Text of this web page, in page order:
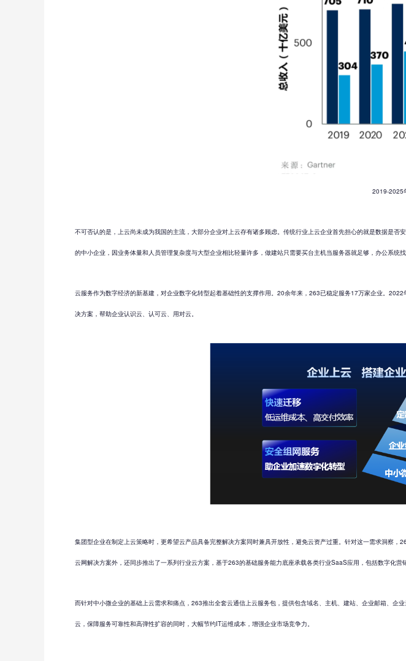
2019-2025
不可否认的是，上云尚未成为我国的主流，大部分企业对上云存有诸多顾虑。传统行业上云企业首先担心的就是数据是
的中小企业，因业务体量和人员管理复杂度与大型企业相比轻量许多，做建站只需要买台主机当服务器就足够，办公系统
云服务作为数字经济的新基建，对企业数字化转型起着基础性的支撑作用。20余年来，263已稳定服务17万家企业。
决方案，帮助企业认识云、认可云、用对云。
集团型企业在制定上云策略时，更希望云产品具备完整解决方案同时兼具开放性，避免云资产过重。针对这一需求洞察
云网解决方案外，还同步推出了一系列行业云方案，基于263的基础服务能力底座承载各类行业SaaS应用，包括数字化
而针对中小微企业的基础上云需求和痛点，263推出全套云通信上云服务包，提供包含域名、主机、建站、企业邮箱、
云，保障服务可靠性和高弹性扩容的同时，大幅节约IT运维成本，增强企业市场竞争力。